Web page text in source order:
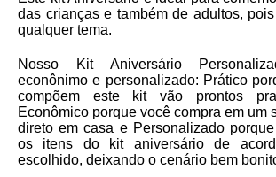
das crianças e também de adultos,
qualquer tema.
Nosso Kit Aniversário
econônimo e personalizado: Prático
compõem este kit vão prontos
Econômico porque você compra em um
direto em casa e Personalizadoporque
os itens do kit aniversário de
escolhido, deixando o cenário bem